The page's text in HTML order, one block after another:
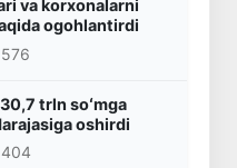
va korxonalarni
ogohlantirdi
576
trln soʻmga
oshirdi
404